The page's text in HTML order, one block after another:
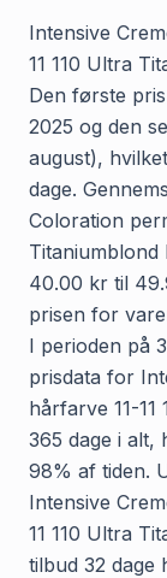
Intensive
11 110 Ultra
Den første
2025 og den
august),
dage.
Coloration
40.00 kr til
prisen for
I perioden på
prisdata for
hårfarve 11-
365 dage i alt,
98% af tiden.
Intensive
11 110 Ultra
tilbud 32 dage